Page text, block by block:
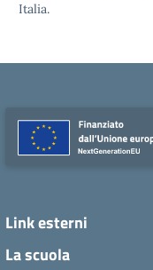
Italia.
Link esterni
La scuola